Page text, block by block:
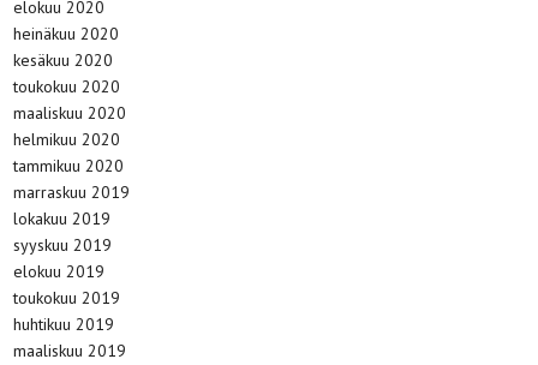
elokuu 2020
heinäkuu 2020
kesäkuu 2020
toukokuu 2020
maaliskuu 2020
helmikuu 2020
tammikuu 2020
marraskuu 2019
lokakuu 2019
syyskuu 2019
elokuu 2019
toukokuu 2019
huhtikuu 2019
maaliskuu 2019